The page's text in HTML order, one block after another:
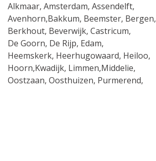
Alkmaar, Amsterdam, Assendelft,
Avenhorn,Bakkum, Beemster, Bergen,
Berkhout, Beverwijk, Castricum,
De Goorn, De Rijp, Edam,
Heemskerk, Heerhugowaard, Heiloo,
Hoorn,Kwadijk, Limmen,Middelie,
Oostzaan, Oosthuizen, Purmerend,